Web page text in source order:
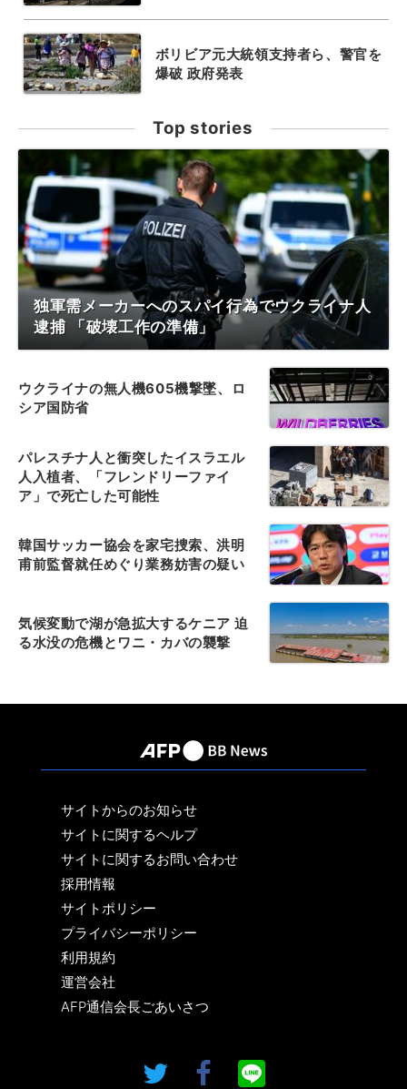
ボリビア元大統領支持者ら、警官を
爆破 政府発表
Top stories
独軍需メーカーへのスパイ行為でウクライナ人
逮捕 「破壊工作の準備」
ウクライナの無人機605機撃墜、ロ
シア国防省
パレスチナ人と衝突したイスラエル
人入植者、「フレンドリーファイ
ア」で死亡した可能性
韓国サッカー協会を家宅捜索、洪明
甫前監督就任めぐり業務妨害の疑い
気候変動で湖が急拡大するケニア 迫
る水没の危機とワニ・カバの襲撃
サイトからのお知らせ
サイトに関するヘルプ
サイトに関するお問い合わせ
採用情報
サイトポリシー
プライバシーポリシー
利用規約
運営会社
AFP通信会長ごあいさつ